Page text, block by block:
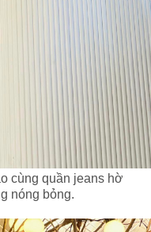
cùng quần jeans hờ
nóng bỏng.